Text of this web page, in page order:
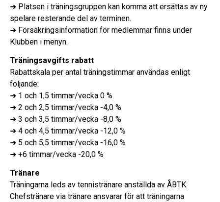
➜ Platsen i träningsgruppen kan komma att ersättas av ny
spelare resterande del av terminen.
➜ Försäkringsinformation för medlemmar finns under
Klubben i menyn.
Träningsavgifts rabatt
Rabattskala per antal träningstimmar användas enligt
följande:
➜ 1 och 1,5 timmar/vecka 0 %
➜ 2 och 2,5 timmar/vecka -4,0 %
➜ 3 och 3,5 timmar/vecka -8,0 %
➜ 4 och 4,5 timmar/vecka -12,0 %
➜ 5 och 5,5 timmar/vecka -16,0 %
➜ +6 timmar/vecka -20,0 %
Tränare
Träningarna leds av tennistränare anställda av ÅBTK.
Chefstränare via tränare ansvarar för att träningarna